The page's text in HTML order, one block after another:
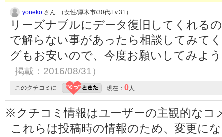
yoneko さん （女性/厚木市/30代/Lv.31）
リーズナブルにデータ復旧してくれる
で解らない事があったら相談してみて
グもお安いので、今度お願いしてみよ
掲載：2016/08/31）
このクチコミに 現在： 0人
※クチコミ情報はユーザーの主観的なコ
これらは投稿時の情報のため、変更に